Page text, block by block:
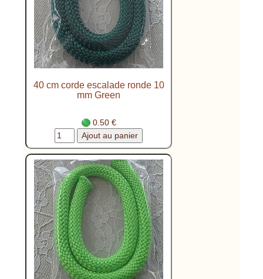
40 cm corde escalade ronde 10
mm Green
0.50 €